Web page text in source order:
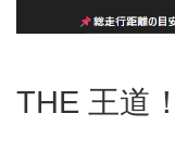
THE 王道！